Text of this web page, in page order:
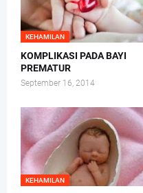
KEHAMILAN
KOMPLIKASI PADA BAYI
PREMATUR
September 16, 2014
KEHAMILAN